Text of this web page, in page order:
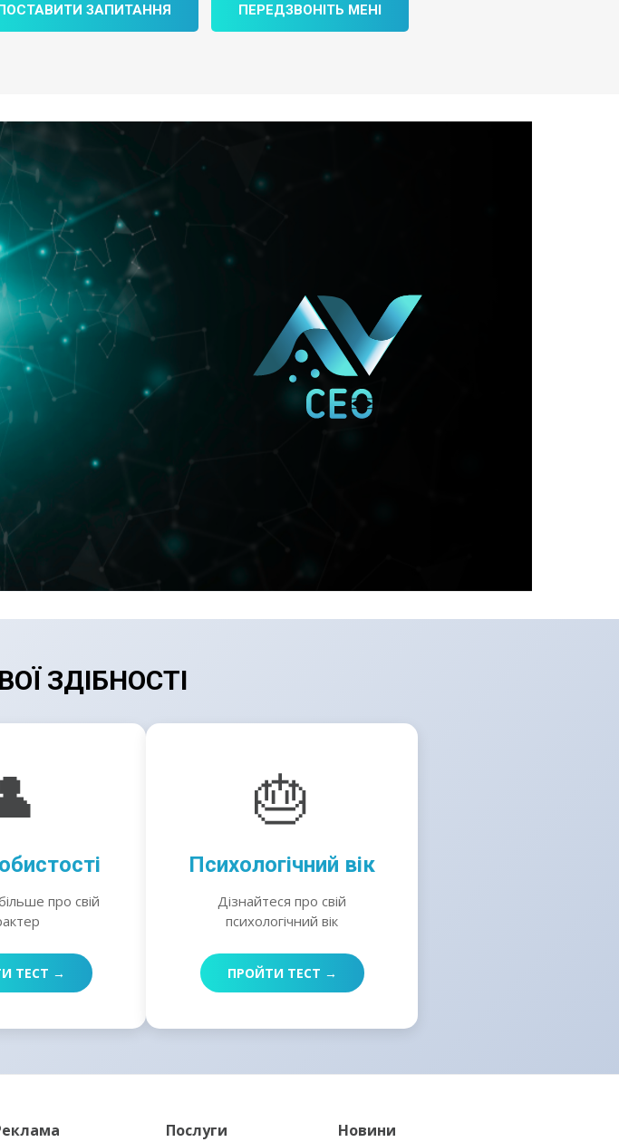
ЗАПИТАННЯ ПЕРЕДЗВОНІТЬ МЕНІ
ЗДІБНОСТІ
про свій
ТЕСТ →
🎂
Психологічний вік
Дізнайтеся про свій
психологічний вік
ПРОЙТИ ТЕСТ →
Послуги Новини